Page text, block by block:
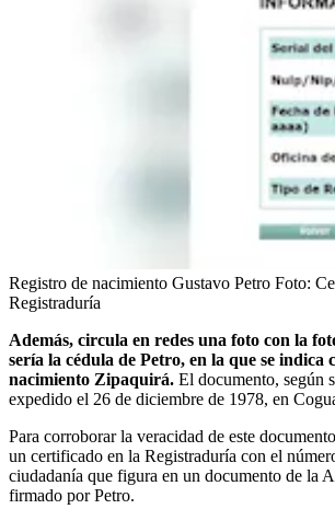
Registro de nacimiento Gustavo Petro Foto:
Registraduría
Además, circula en redes una foto con la
sería la cédula de Petro, en la que se indica
nacimiento Zipaquirá. El documento, según
expedido el 26 de diciembre de 1978, en
Para corroborar la veracidad de este
un certificado en la Registraduría con el
ciudadanía que figura en un documento de la
firmado por Petro.